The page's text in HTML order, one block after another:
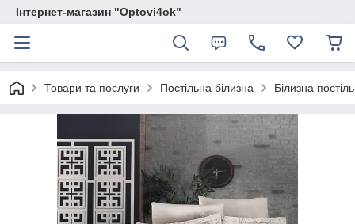
Інтернет-магазин "Optovi4ok"
Товари та послуги Постільна білизна Білизна